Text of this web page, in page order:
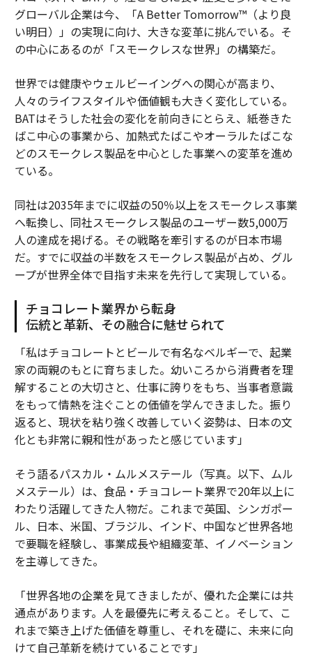
グローバル企業は今、「A Better Tomorrow™（より良
い明日）」の実現に向け、大きな変革に挑んでいる。そ
の中心にあるのが「スモークレスな世界」の構築だ。
世界では健康やウェルビーイングへの関心が高まり、
人々のライフスタイルや価値観も大きく変化している。
BATはそうした社会の変化を前向きにとらえ、紙巻きた
ばこ中心の事業から、加熱式たばこやオーラルたばこな
どのスモークレス製品を中心とした事業への変革を進め
ている。
同社は2035年までに収益の50％以上をスモークレス事業
へ転換し、同社スモークレス製品のユーザー数5,000万
人の達成を掲げる。その戦略を牽引するのが日本市場
だ。すでに収益の半数をスモークレス製品が占め、グル
ープが世界全体で目指す未来を先行して実現している。
チョコレート業界から転身
伝統と革新、その融合に魅せられて
「私はチョコレートとビールで有名なベルギーで、起業
家の両親のもとに育ちました。幼いころから消費者を理
解することの大切さと、仕事に誇りをもち、当事者意識
をもって情熱を注ぐことの価値を学んできました。振り
返ると、現状を粘り強く改善していく姿勢は、日本の文
化とも非常に親和性があったと感じています」
そう語るパスカル・ムルメステール（写真。以下、ムル
メステール）は、食品・チョコレート業界で20年以上に
わたり活躍してきた人物だ。これまで英国、シンガポー
ル、日本、米国、ブラジル、インド、中国など世界各地
で要職を経験し、事業成長や組織変革、イノベーション
を主導してきた。
「世界各地の企業を見てきましたが、優れた企業には共
通点があります。人を最優先に考えること。そして、こ
れまで築き上げた価値を尊重し、それを礎に、未来に向
けて自己革新を続けていることです」